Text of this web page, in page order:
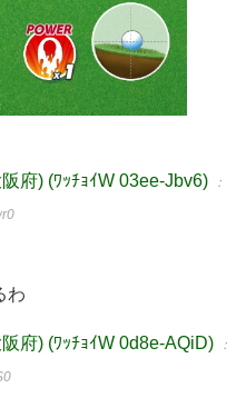
府) (ﾜｯﾁｮｲW 03ee-Jbv6) ：
わ
府) (ﾜｯﾁｮｲW 0d8e-AQiD) ：